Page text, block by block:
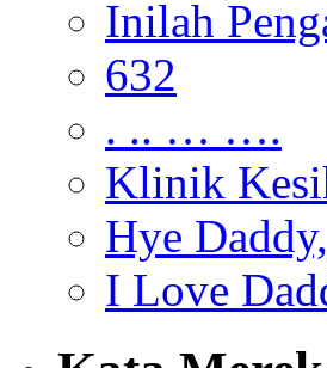
Inilah
632
. .. … ….
Klinik
Hye
I Love